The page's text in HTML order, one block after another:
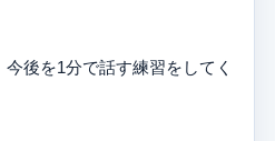
後を1分で話す練習をしてく